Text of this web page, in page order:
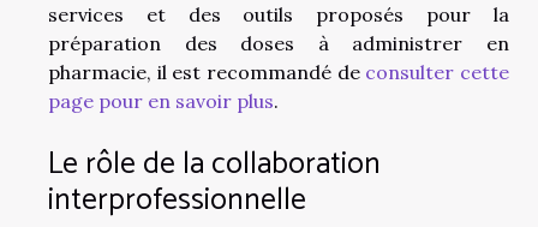
services et des outils proposés pour la
préparation des doses à administrer en
pharmacie, il est recommandé de consulter cette
page pour en savoir plus.
Le rôle de la collaboration
interprofessionnelle